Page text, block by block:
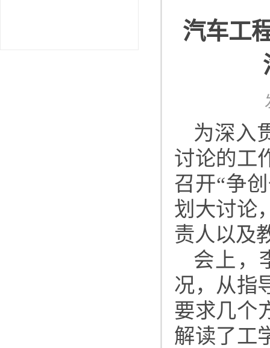
汽车工
为深入
讨论的工
召开“争
划大讨论
责人以及
会上，
况，从指
要求几个
解读了工